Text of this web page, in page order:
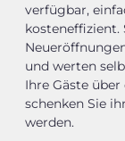
verfügbar,
kosteneffizient.
und werten
Ihre Gäste
schenken Sie
werden.